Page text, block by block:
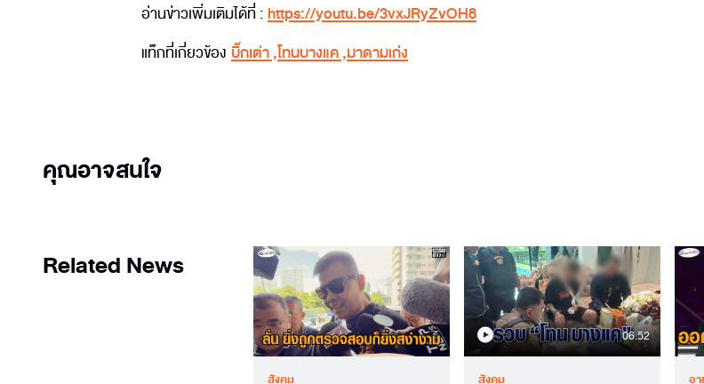
อ่านข่าวเพิ่มเติมได้ที่ : https://youtu.be/3vxJRyZvOH8
แท็กที่เกี่ยวข้อง บิ๊กเต่า,โทนบางแค,มาดามเก่ง
คุณอาจสนใจ
Related News
สังคม
06.52
สังคม อ